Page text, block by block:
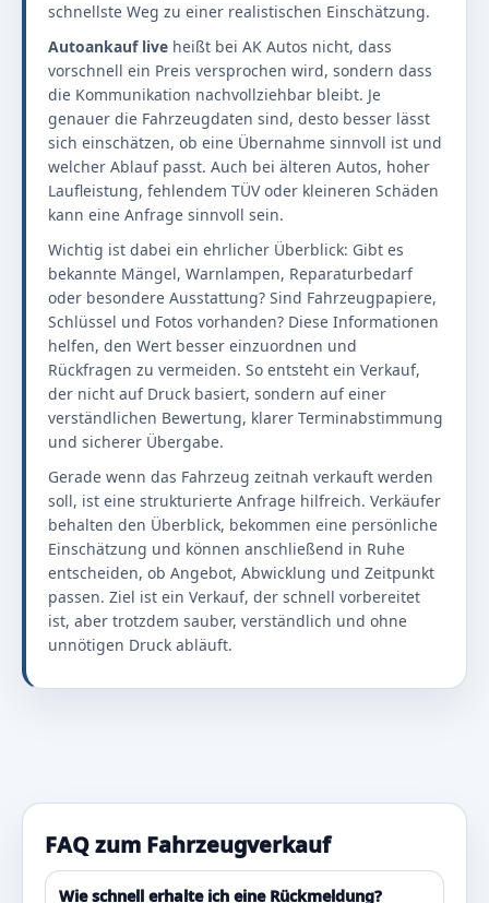
schnellste Weg zu einer realistischen Einschätzung.
Autoankauf live heißt bei AK Autos nicht, dass
vorschnell ein Preis versprochen wird, sondern dass
die Kommunikation nachvollziehbar bleibt. Je
genauer die Fahrzeugdaten sind, desto besser lässt
sich einschätzen, ob eine Übernahme sinnvoll ist und
welcher Ablauf passt. Auch bei älteren Autos, hoher
Laufleistung, fehlendem TÜV oder kleineren Schäden
kann eine Anfrage sinnvoll sein.
Wichtig ist dabei ein ehrlicher Überblick: Gibt es
bekannte Mängel, Warnlampen, Reparaturbedarf
oder besondere Ausstattung? Sind Fahrzeugpapiere,
Schlüssel und Fotos vorhanden? Diese Informationen
helfen, den Wert besser einzuordnen und
Rückfragen zu vermeiden. So entsteht ein Verkauf,
der nicht auf Druck basiert, sondern auf einer
verständlichen Bewertung, klarer Terminabstimmung
und sicherer Übergabe.
Gerade wenn das Fahrzeug zeitnah verkauft werden
soll, ist eine strukturierte Anfrage hilfreich. Verkäufer
behalten den Überblick, bekommen eine persönliche
Einschätzung und können anschließend in Ruhe
entscheiden, ob Angebot, Abwicklung und Zeitpunkt
passen. Ziel ist ein Verkauf, der schnell vorbereitet
ist, aber trotzdem sauber, verständlich und ohne
unnötigen Druck abläuft.
FAQ zum Fahrzeugverkauf
Wie schnell erhalte ich eine Rückmeldung?